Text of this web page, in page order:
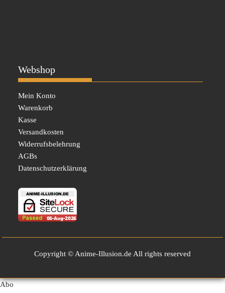
Webshop
Mein Konto
Warenkorb
Kasse
Versandkosten
Widerrufsbelehrung
AGBs
Datenschutzerklärung
Copyright © Anime-Illusion.de All rights reserved
Abo